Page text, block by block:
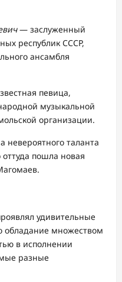
— заслуженный
республик СССР,
ансамбля
певица,
музыкальной
организации.
таланта
пошла новая
удивительные
обладание множеством
в исполнении
разные